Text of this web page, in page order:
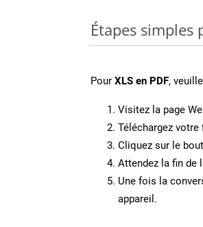
Étapes simples
Pour XLS en PDF,
Visitez la page
Téléchargez votre
Cliquez sur le
Attendez la fin de
Une fois la
appareil.